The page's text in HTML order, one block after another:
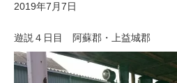
2019年7月7日
遊説４日目 阿蘇郡・上益城郡